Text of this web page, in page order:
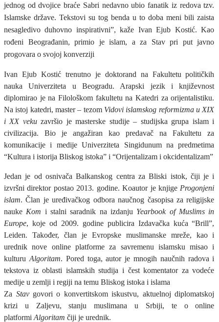
jednog od dvojice braće Sabri nedavno ubio fanatik iz redova tzv.
Islamske države. Tekstovi su tog benda u to doba meni bili zaista
nesagledivo duhovno inspirativni”, kaže Ivan Ejub Kostić. Kao
rođeni Beograđanin, primio je islam, a za Stav pri put javno
progovara o svojoj konverziji
Ivan Ejub Kostić trenutno je doktorand na Fakultetu političkih
nauka Univerziteta u Beogradu. Arapski jezik i književnost
diplomirao je na Filološkom fakultetu na Katedri za orijentalistiku.
Na istoj katedri, master – tezom Vidovi islamskog reformizma u XIX
i XX veku završio je masterske studije – studijska grupa islam i
civilizacija. Bio je angažiran kao predavač na Fakultetu za
komunikacije i medije Univerziteta Singidunum na predmetima
“Kultura i istorija Bliskog istoka” i “Orijentalizam i okcidentalizam”
Jedan je od osnivača Balkanskog centra za Bliski istok, čiji je i
izvršni direktor postao 2013. godine. Koautor je knjige Progonjeni
islam. Član je uređivačkog odbora naučnog časopisa za religijske
nauke Kom i stalni saradnik na izdanju Yearbook of Muslims in
Europe, koje od 2009. godine publicira Izdavačka kuća “Brill”,
Leiden. Također, član je Evropske muslimanske mreže, kao i
urednik nove online platforme za savremenu islamsku misao i
kulturu Algoritam. Pored toga, autor je mnogih naučnih radova i
tekstova iz oblasti islamskih studija i čest komentator za vodeće
medije u zemlji i regiji na temu Bliskog istoka i islama
Za Stav govori o konvertitskom iskustvu, aktuelnoj diplomatskoj
krizi u Zaljevu, stanju muslimana u Srbiji, te o online
platformi Algoritam čiji je urednik.